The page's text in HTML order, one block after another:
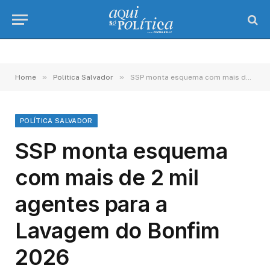
Home » Política Salvador » SSP monta esquema com mais de 2 mil agentes para a Lavagem do Bonfim 2026
POLÍTICA SALVADOR
SSP monta esquema
com mais de 2 mil
agentes para a
Lavagem do Bonfim
2026